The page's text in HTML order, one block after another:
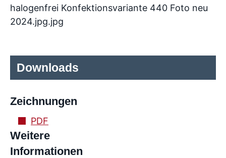
Downloads
Zeichnungen
PDF
Weitere
Informationen